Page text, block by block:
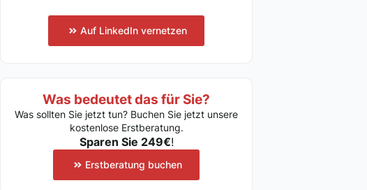
Auf LinkedIn vernetzen
Was bedeutet das für Sie?
Was sollten Sie jetzt tun? Buchen Sie jetzt unsere
kostenlose Erstberatung.
Sparen Sie 249€!
Erstberatung buchen